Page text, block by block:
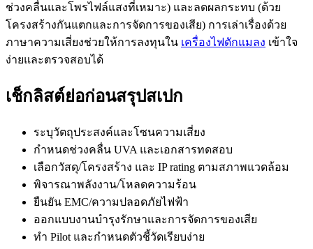
ช่วงคลื่นและโพรไฟล์แสงที่เหมาะ) และลดผลกระทบ (ด้วย
โครงสร้างกันแตกและการจัดการของเสีย) การเล่าเรื่องด้วย
ภาษาความเสี่ยงช่วยให้การลงทุนใน เครื่องไฟดักแมลง เข้าใจ
ง่ายและตรวจสอบได้
เช็กลิสต์ย่อก่อนสรุปสเปก
ระบุวัตถุประสงค์และโซนความเสี่ยง
กำหนดช่วงคลื่น UVA และเอกสารทดสอบ
เลือกวัสดุ/โครงสร้าง และ IP rating ตามสภาพแวดล้อม
พิจารณาพลังงาน/โหลดความร้อน
ยืนยัน EMC/ความปลอดภัยไฟฟ้า
ออกแบบงานบำรุงรักษาและการจัดการของเสีย
ทำ Pilot และกำหนดตัวชี้วัดเรียบง่าย